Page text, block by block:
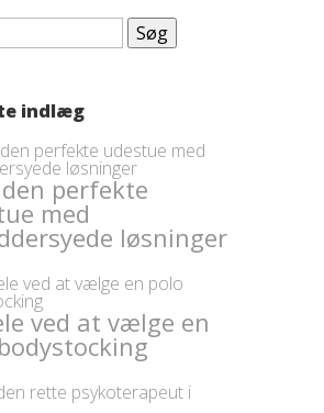
indlæg
perfekte
med
løsninger
ved at vælge en